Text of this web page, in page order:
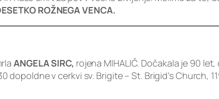
ROŽNEGA VENCA.
ANGELA SIRC, rojena MIHALIČ. Dočakala je 90
dopoldne v cerkvi sv. Brigite – St. Brigid’s Church,